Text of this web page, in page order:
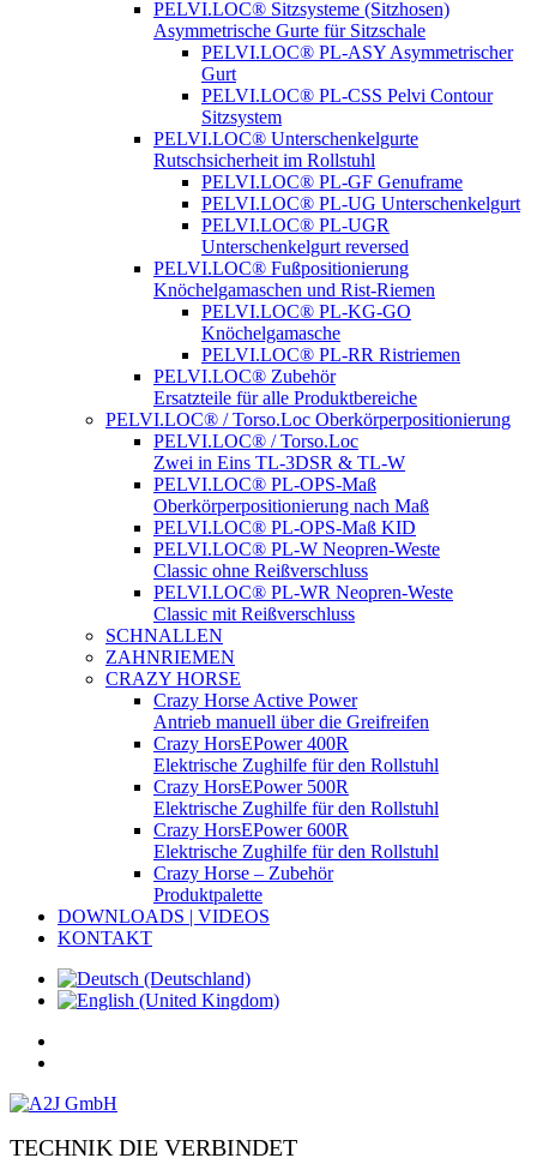
PELVI.LOC® Sitzsysteme (Sitzhosen)
Asymmetrische Gurte für Sitzschale
PELVI.LOC® PL-ASY Asymmetrischer
Gurt
PELVI.LOC® PL-CSS Pelvi Contour
Sitzsystem
PELVI.LOC® Unterschenkelgurte
Rutschsicherheit im Rollstuhl
PELVI.LOC® PL-GF Genuframe
PELVI.LOC® PL-UG Unterschenkelgurt
PELVI.LOC® PL-UGR
Unterschenkelgurt reversed
PELVI.LOC® Fußpositionierung
Knöchelgamaschen und Rist-Riemen
PELVI.LOC® PL-KG-GO
Knöchelgamasche
PELVI.LOC® PL-RR Ristriemen
PELVI.LOC® Zubehör
Ersatzteile für alle Produktbereiche
PELVI.LOC® / Torso.Loc Oberkörperpositionierung
PELVI.LOC® / Torso.Loc
Zwei in Eins TL-3DSR & TL-W
PELVI.LOC® PL-OPS-Maß
Oberkörperpositionierung nach Maß
PELVI.LOC® PL-OPS-Maß KID
PELVI.LOC® PL-W Neopren-Weste
Classic ohne Reißverschluss
PELVI.LOC® PL-WR Neopren-Weste
Classic mit Reißverschluss
SCHNALLEN
ZAHNRIEMEN
CRAZY HORSE
Crazy Horse Active Power
Antrieb manuell über die Greifreifen
Crazy HorsEPower 400R
Elektrische Zughilfe für den Rollstuhl
Crazy HorsEPower 500R
Elektrische Zughilfe für den Rollstuhl
Crazy HorsEPower 600R
Elektrische Zughilfe für den Rollstuhl
Crazy Horse – Zubehör
Produktpalette
DOWNLOADS | VIDEOS
KONTAKT
TECHNIK DIE VERBINDET